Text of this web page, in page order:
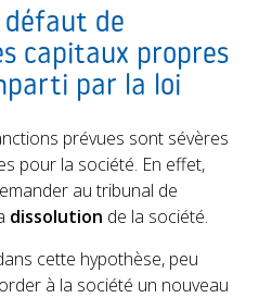
défaut de
capitaux propres
par la loi
prévues sont sévères
pour la société. En effet,
au tribunal de
dissolution de la société.
cette hypothèse, peu
à la société un nouveau